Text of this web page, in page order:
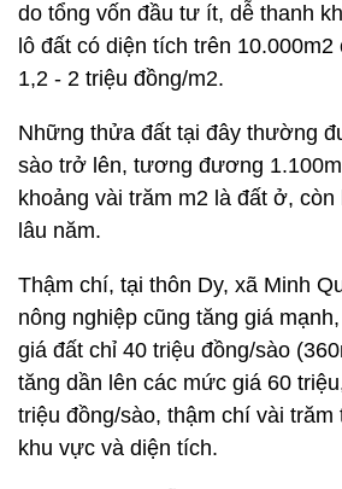
do tổng vốn đầu tư ít, dễ thanh
lô đất có diện tích trên
1,2 - 2 triệu đồng/m2.
Những thửa đất tại đây thường
sào trở lên, tương đương
khoảng vài trăm m2 là đất ở,
lâu năm.
Thậm chí, tại thôn Dy, xã Minh
nông nghiệp cũng tăng giá
giá đất chỉ 40 triệu đồng/sào
tăng dần lên các mức giá 60
triệu đồng/sào, thậm chí vài trăm
khu vực và diện tích.